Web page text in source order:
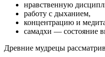
нравственную
работу с дыханием,
концентрацию и
самадхи — состояние
Древние мудрецы